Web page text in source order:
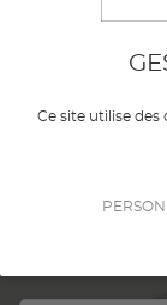
Ce site utilise